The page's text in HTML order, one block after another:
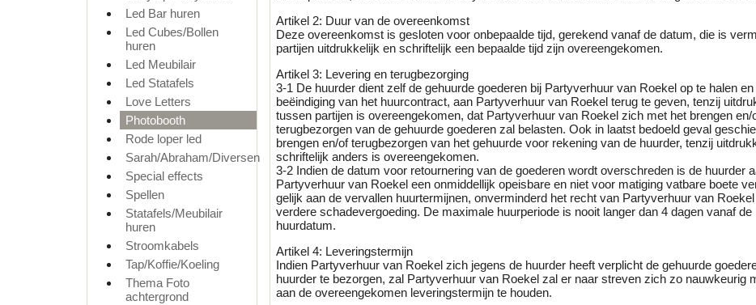
Led Bar huren
Led Cubes/Bollen
huren
Led Meubilair
Led Statafels
Love Letters
Photobooth
Rode loper led
Sarah/Abraham/Diversen
Special effects
Spellen
Statafels/Meubilair
huren
Stroomkabels
Tap/Koffie/Koeling
Thema Foto
achtergrond
Artikel 2: Duur van de overeenkomst
Deze overeenkomst is gesloten voor onbepaalde tijd, gerekend vanaf de datum, die is
partijen uitdrukkelijk en schriftelijk een bepaalde tijd zijn overeengekomen.
Artikel 3: Levering en terugbezorging
3-1 De huurder dient zelf de gehuurde goederen bij Partyverhuur van Roekel op te halen en
beëindiging van het huurcontract, aan Partyverhuur van Roekel terug te geven, tenzij
tussen partijen is overeengekomen, dat Partyverhuur van Roekel zich met het brengen en/
terugbezorgen van de gehuurde goederen zal belasten. Ook in laatst bedoeld geval
brengen en/of terugbezorgen van het gehuurde voor rekening van de huurder, tenzij
schriftelijk anders is overeengekomen.
3-2 Indien de datum voor retournering van de goederen wordt overschreden is de huurder
Partyverhuur van Roekel een onmiddellijk opeisbare en niet voor matiging vatbare boete
gelijk aan de vervallen huurtermijnen, onverminderd het recht van Partyverhuur van
verdere schadevergoeding. De maximale huurperiode is nooit langer dan 4 dagen vanaf de
huurdatum.
Artikel 4: Leveringstermijn
Indien Partyverhuur van Roekel zich jegens de huurder heeft verplicht de gehuurde
huurder te bezorgen, zal Partyverhuur van Roekel zal er naar streven zich zo nauwkeurig
aan de overeengekomen leveringstermijn te houden.